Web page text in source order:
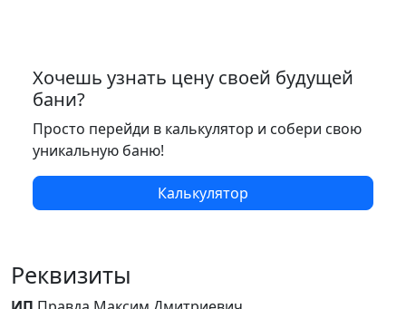
Хочешь узнать цену своей будущей
бани?
Просто перейди в калькулятор и собери свою
уникальную баню!
Калькулятор
Реквизиты